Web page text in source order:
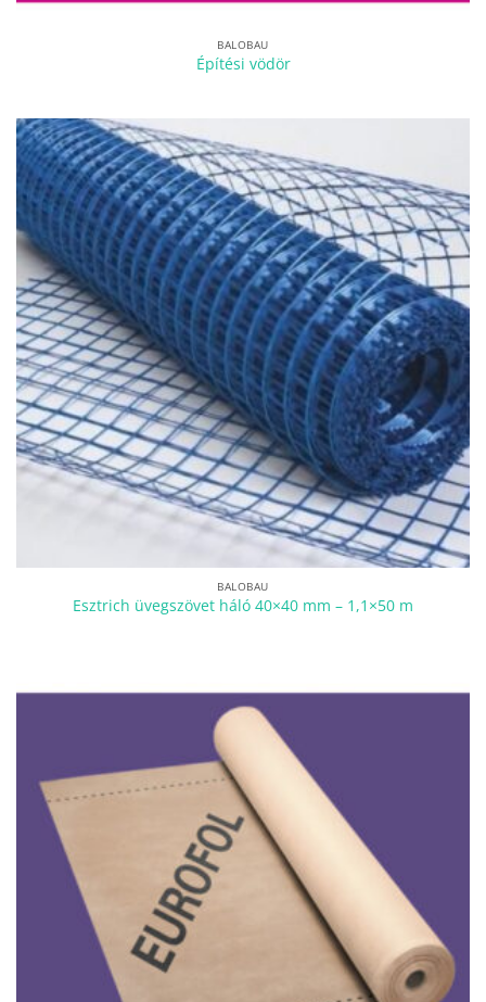
BALOBAU
Építési vödör
BALOBAU
Esztrich üvegszövet háló 40×40 mm – 1,1×50 m